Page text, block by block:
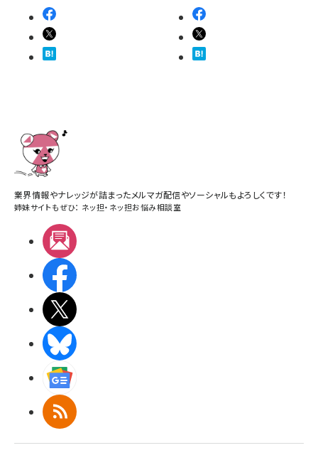
業界情報やナレッジが詰まったメルマガ配信やソーシャルもよろしくです！
姉妹サイトもぜひ： ネッ担・ ネッ担お悩み相談室
RSS